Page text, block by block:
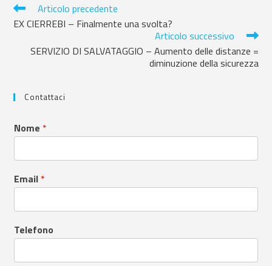
Articolo precedente
EX CIERREBI – Finalmente una svolta?
Articolo successivo
SERVIZIO DI SALVATAGGIO – Aumento delle distanze =
diminuzione della sicurezza
Contattaci
Nome *
Email *
Telefono